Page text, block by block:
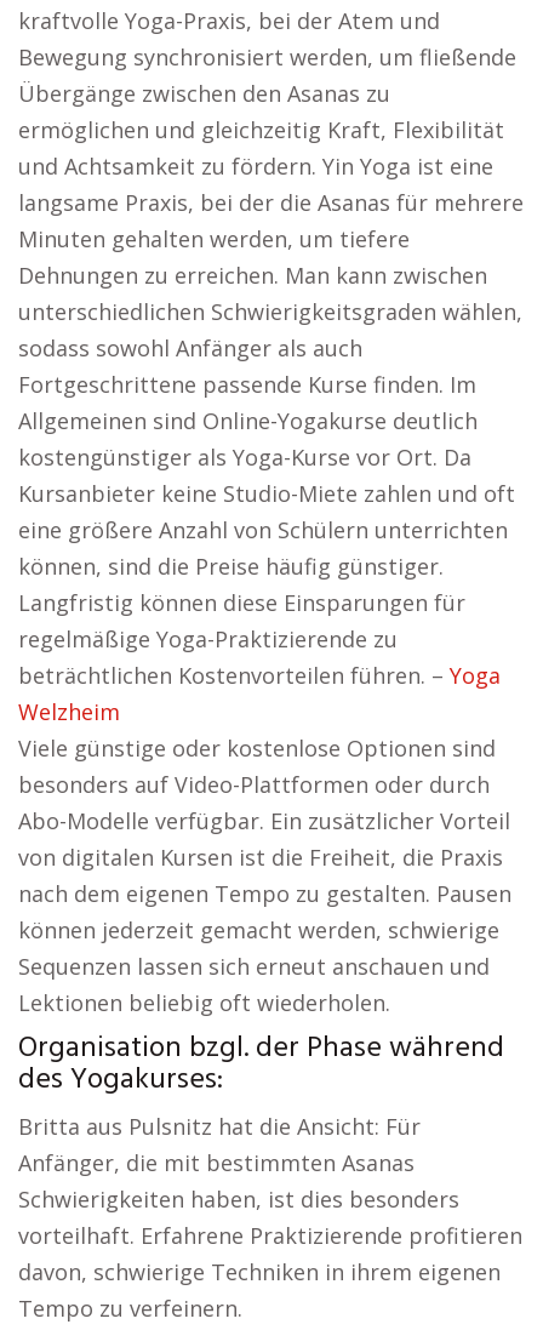
kraftvolle Yoga-Praxis, bei der Atem und
Bewegung synchronisiert werden, um fließende
Übergänge zwischen den Asanas zu
ermöglichen und gleichzeitig Kraft, Flexibilität
und Achtsamkeit zu fördern. Yin Yoga ist eine
langsame Praxis, bei der die Asanas für mehrere
Minuten gehalten werden, um tiefere
Dehnungen zu erreichen. Man kann zwischen
unterschiedlichen Schwierigkeitsgraden wählen,
sodass sowohl Anfänger als auch
Fortgeschrittene passende Kurse finden. Im
Allgemeinen sind Online-Yogakurse deutlich
kostengünstiger als Yoga-Kurse vor Ort. Da
Kursanbieter keine Studio-Miete zahlen und oft
eine größere Anzahl von Schülern unterrichten
können, sind die Preise häufig günstiger.
Langfristig können diese Einsparungen für
regelmäßige Yoga-Praktizierende zu
beträchtlichen Kostenvorteilen führen. – Yoga
Welzheim
Viele günstige oder kostenlose Optionen sind
besonders auf Video-Plattformen oder durch
Abo-Modelle verfügbar. Ein zusätzlicher Vorteil
von digitalen Kursen ist die Freiheit, die Praxis
nach dem eigenen Tempo zu gestalten. Pausen
können jederzeit gemacht werden, schwierige
Sequenzen lassen sich erneut anschauen und
Lektionen beliebig oft wiederholen.
Organisation bzgl. der Phase während
des Yogakurses:
Britta aus Pulsnitz hat die Ansicht: Für
Anfänger, die mit bestimmten Asanas
Schwierigkeiten haben, ist dies besonders
vorteilhaft. Erfahrene Praktizierende profitieren
davon, schwierige Techniken in ihrem eigenen
Tempo zu verfeinern.